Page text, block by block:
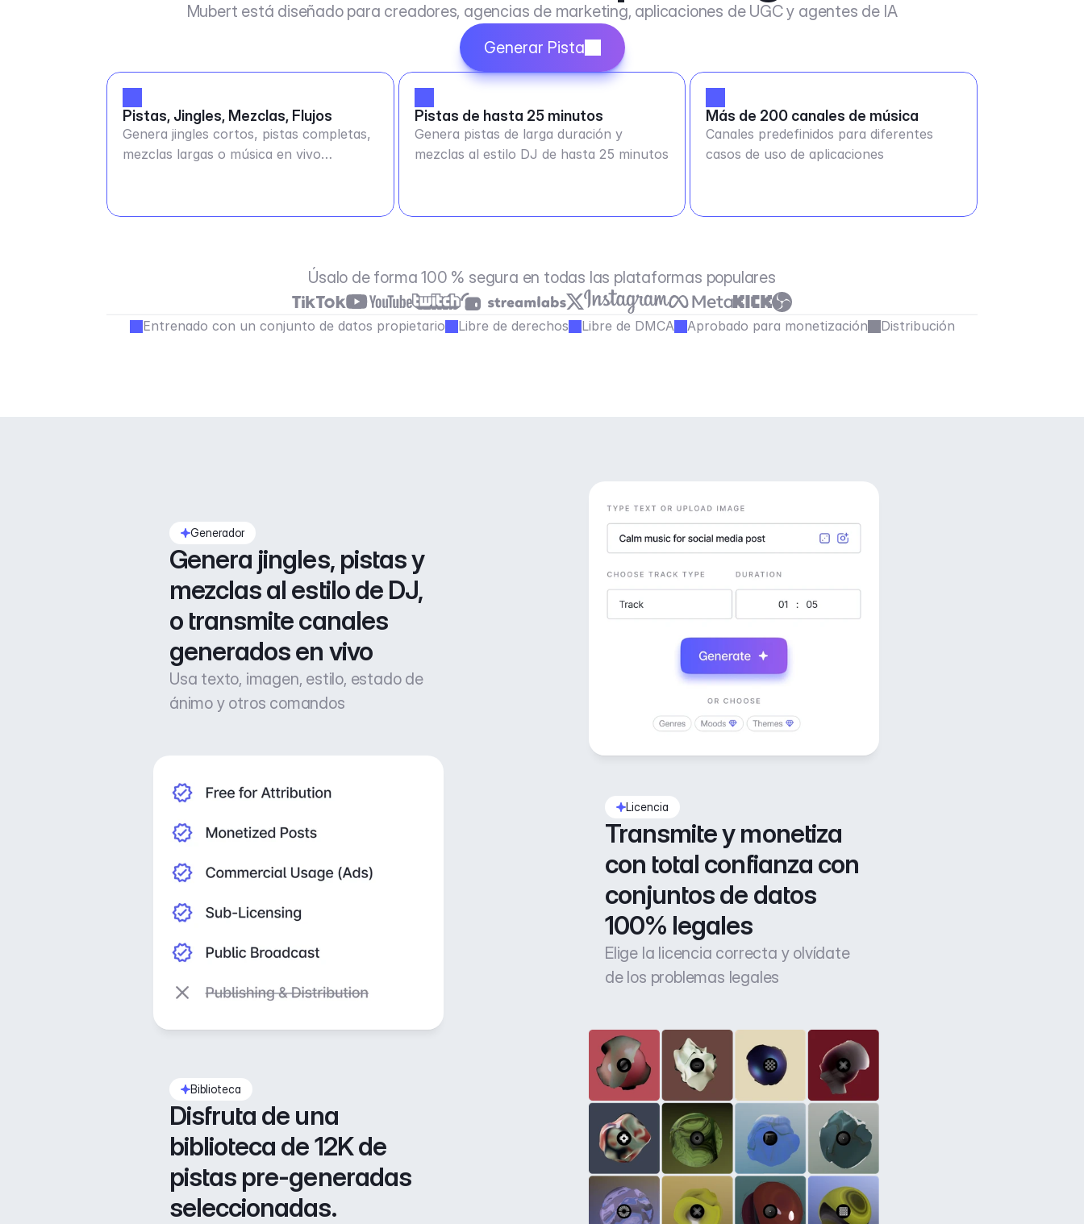
Mubert está diseñado para creadores, agencias de marketing, aplicaciones de UGC y agentes de IA
Generar Pista
Pistas, Jingles, Mezclas, Flujos
Genera jingles cortos, pistas completas,
mezclas largas o música en vivo
Pistas de hasta 25 minutos
Genera pistas de larga duración y
mezclas al estilo DJ de hasta 25 minutos
Más de 200 canales de música
Canales predefinidos para diferentes
casos de uso de aplicaciones
Úsalo de forma 100 % segura en todas las plataformas populares
Entrenado con un conjunto de datos propietario Libre de derechos Libre de DMCA Aprobado para monetización Distribución
Generador
Genera jingles, pistas y
mezclas al estilo de DJ,
o transmite canales
generados en vivo
Usa texto, imagen, estilo, estado de
ánimo y otros comandos
Licencia
Transmite y monetiza
con total confianza con
conjuntos de datos
100% legales
Elige la licencia correcta y olvídate
de los problemas legales
Biblioteca
Disfruta de una
biblioteca de 12K de
pistas pre-generadas
seleccionadas.